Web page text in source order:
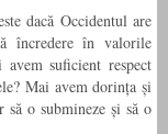
dacă Occidentul are
încredere în valorile
suficient respect
Mai avem dorința și
o submineze și să o